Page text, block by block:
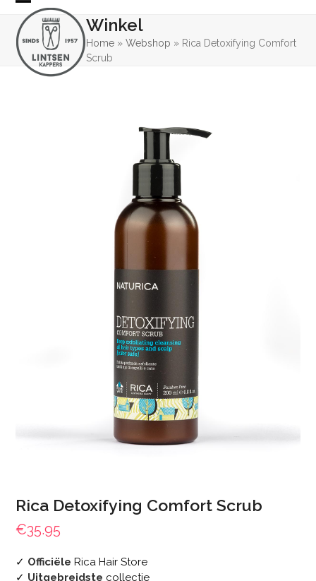
Skip
content
Open
mobile
menu
Close
mobile
menu
Winkel
Home »Webshop » Rica Detoxifying Comfort
Scrub
Rica Detoxifying Comfort Scrub
€35.95
✓ Officiële Rica Hair Store
✓ Uitgebreidste collectie